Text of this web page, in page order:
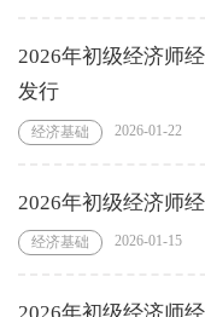
2026年初级经济师
发行
经济基础 2026-01-22
2026年初级经济师
经济基础 2026-01-15